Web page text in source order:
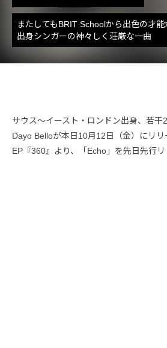
またしてもBRIT Schoolから出色の才
出身シンガーの神々しく荘厳な一曲
サウス〜イースト・ロンドン出身、若干
Dayo Belloが本日10月12日（金）にリリ
EP『360』より、「Echo」を先日先行リ